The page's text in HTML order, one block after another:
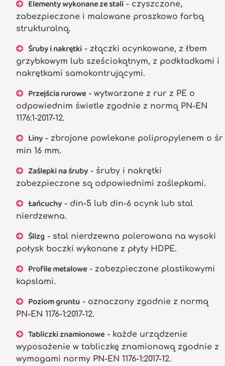
Elementy wykonane ze stali - czyszczone,
zabezpieczone i malowane proszkowo farbą
strukturalną.
Śruby i nakrętki - złączki ocynkowane, z łbem
grzybkowym lub sześciokątnym, z podkładkami i
nakrętkami samokontrującymi.
Przejścia rurowe- wytwarzane z rur z PE o
odpowiednim świetle zgodnie z normą PN-EN
1176:1-2017-12.
Liny - zbrojone powlekane polipropylenem o śr
min 16 mm.
Zaślepki na śruby - śruby i nakrętki
zabezpieczone są odpowiednimi zaślepkami.
Łańcuchy - din-5 lub din-6 ocynk lub stal
nierdzewna.
Ślizg - stal nierdzewna polerowana na wysoki
połysk boczki wykonane z płyty HDPE.
Profile metalowe- zabezpieczone plastikowymi
kapslami.
Poziom gruntu - oznaczony zgodnie z normą
PN-EN 1176-1:2017-12.
Tabliczki znamionowe- każde urządzenie
wyposażenie w tabliczkę znamionową zgodnie z
wymogami normy PN-EN 1176-1:2017-12.